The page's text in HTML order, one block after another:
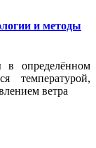
и методы
в определённом
температурой,
ветра